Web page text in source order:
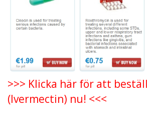
>>> Klicka här för att
(Ivermectin) nu! <<<